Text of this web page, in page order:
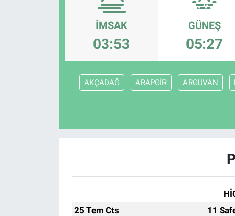
İMSAK
03:53
GÜNEŞ
05:27
AKÇADAĞ ARAPGİR ARGUVAN
25 Tem Cts
11